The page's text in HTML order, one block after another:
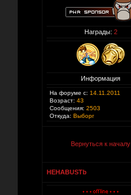
Награды: 2
Информация
На форуме с: 14.11.2011
Возраст: 43
Сообщения: 2503
Откуда: Выборг
Вернуться к началу
HEHABUSTb